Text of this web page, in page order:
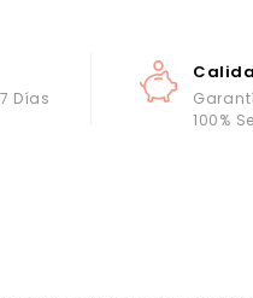
Días
100%